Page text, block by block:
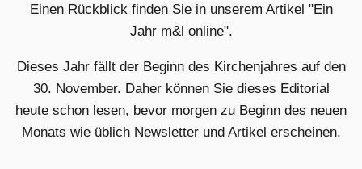
lebendig
gott feiern
auf gefallen
Einen Rückblick finden Sie in unserem Artikel "Ein
Jahr m&l online".
Dieses Jahr fällt der Beginn des Kirchenjahres auf den
30. November. Daher können Sie dieses Editorial
heute schon lesen, bevor morgen zu Beginn des neuen
Monats wie üblich Newsletter und Artikel erscheinen.